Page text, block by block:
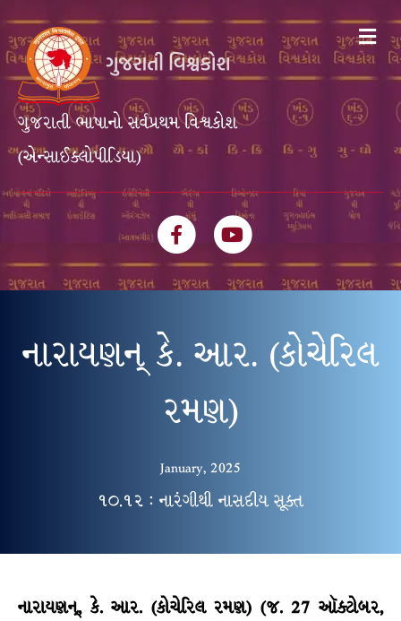
ગુજરાતી ભાષાનો સર્વપ્રથમ વિશ્વકોશ
(એન્સાઈક્લોપીડિયા)
FacebookYoutube
નારાયણન્ કે. આર. (કોચેરિલ
રમણ)
January, 2025
૧૦.૧૨ : નારંગીથી નાસદીય સૂક્ત
નારાયણન્, કે. આર. (કોચેરિલ રમણ) (જ.27 ઑક્ટોબર,